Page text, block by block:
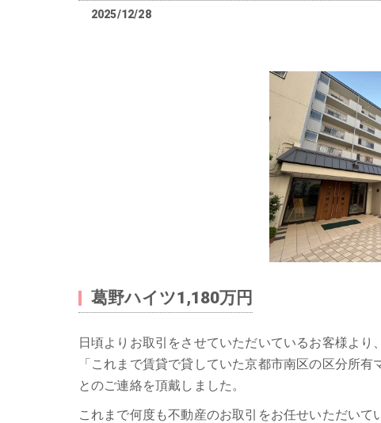
2025/12/28
葛野ハイツ1,180万円
日頃よりお取引をさせていただいているお客様より、
「これまで賃貸で貸していた京都市南区の区分所
とのご連絡を頂戴しました。
これまで何度も不動産のお取引をお任せいただい